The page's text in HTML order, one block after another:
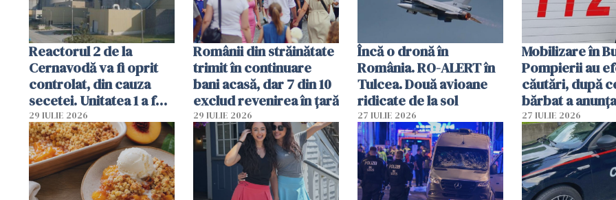
Reactorul 2 de la
Cernavodă va fi oprit
controlat, din cauza
secetei. Unitatea 1 a fost
deja oprită
29 IULIE 2026
Românii din străinătate
trimit în continuare
bani acasă, dar 7 din 10
exclud revenirea în țară
29 IULIE 2026
Încă o dronă în
România. RO-ALERT în
Tulcea. Două avioane
ridicate de la sol
27 IULIE 2026
Mobilizare în
Pompierii au
căutări, după
bărbat a
că a văzut un
luminos
27 IULIE 2026